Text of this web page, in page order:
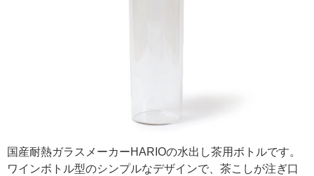
国産耐熱ガラスメーカーHARIOの水出し茶用ボトルです。
ワインボトル型のシンプルなデザインで、茶こしが注ぎ口